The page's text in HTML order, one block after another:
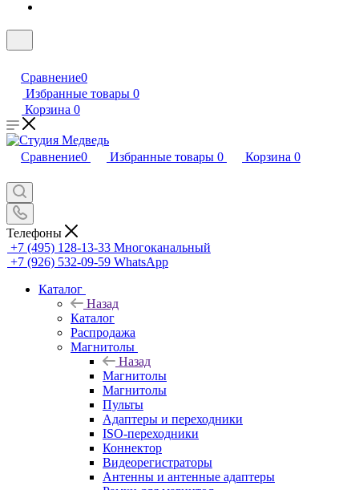
Сравнение0
Избранные товары 0
Корзина 0
Сравнение0 Избранные товары 0 Корзина 0
Телефоны
+7 (495) 128-13-33 Многоканальный
+7 (926) 532-09-59 WhatsApp
Каталог
Назад
Каталог
Распродажа
Магнитолы
Назад
Магнитолы
Магнитолы
Пульты
Адаптеры и переходники
ISO-переходники
Коннектор
Видеорегистраторы
Антенны и антенные адаптеры